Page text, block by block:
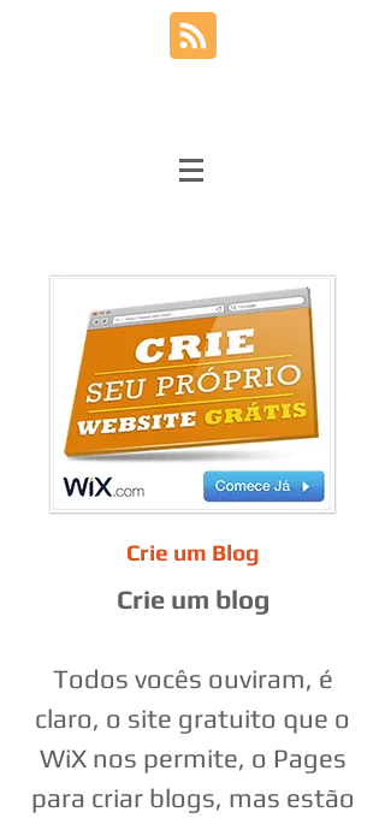
Crie um blog
Todos vocês ouviram, é
claro, o site gratuito que o
WiX nos permite, o Pages
para criar blogs, mas estão
Crie um Blog